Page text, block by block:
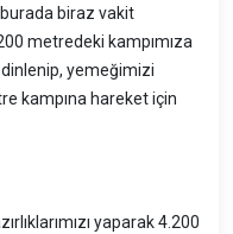
biraz vakit
metredeki kampımıza
yemeğimizi
kampına hareket için
yaparak 4.200